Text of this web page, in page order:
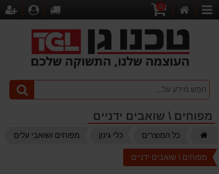
קטגוריות
הבית
0
לקופה
מפוחים \ שואבים ידניים
כל המוצרים כלי גינון מפוחים ושואבי עלים
מפוחים \ שואבים ידניים